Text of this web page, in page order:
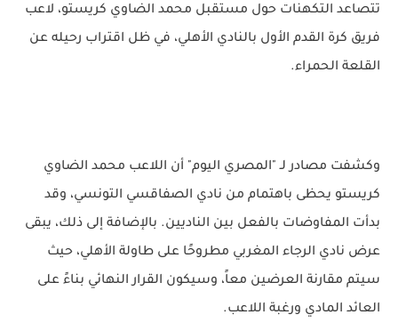
تتصاعد التكهنات حول مستقبل محمد الضاوي كريستو، لاعب
فريق كرة القدم الأول بالنادي الأهلي، في ظل اقتراب رحيله عن
القلعة الحمراء.
وكشفت مصادر لـ "المصري اليوم" أن اللاعب محمد الضاوي
كريستو يحظى باهتمام من نادي الصفاقسي التونسي، وقد
بدأت المفاوضات بالفعل بين الناديين. بالإضافة إلى ذلك، يبقى
عرض نادي الرجاء المغربي مطروحًا على طاولة الأهلي، حيث
سيتم مقارنة العرضين معاً، وسيكون القرار النهائي بناءً على
العائد المادي ورغبة اللاعب.